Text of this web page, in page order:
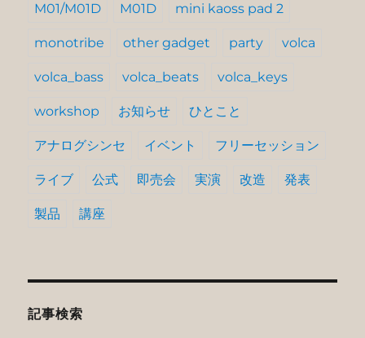
M01/M01D M01D mini kaoss pad 2
monotribe other gadget party volca
volca_bass volca_beats volca_keys
workshop お知らせ ひとこと
アナログシンセ イベント フリーセッション
ライブ 公式 即売会 実演 改造 発表
製品 講座
記事検索